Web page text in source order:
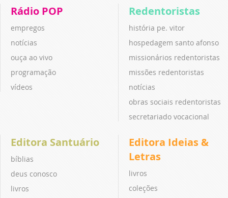
Rádio POP
empregos
notícias
ouça ao vivo
programação
vídeos
Redentoristas
história pe. vitor
hospedagem santo afonso
missionários redentoristas
missões redentoristas
notícias
obras sociais redentoristas
secretariado vocacional
Editora Santuário
bíblias
deus conosco
livros
Editora Ideias &
Letras
livros
coleções